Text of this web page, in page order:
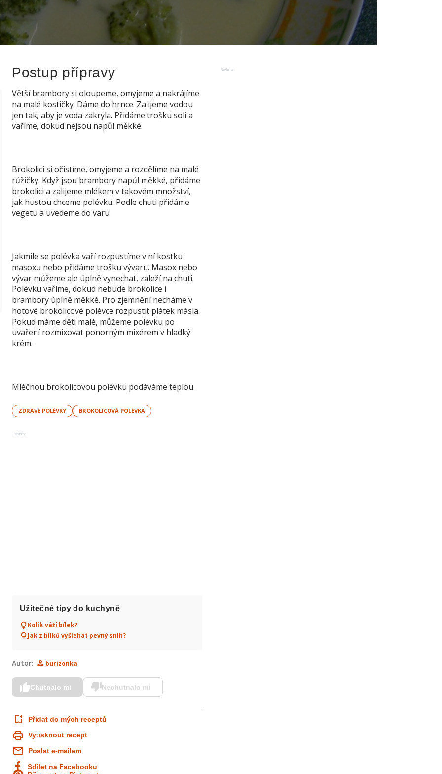
Reklama
Postup přípravy
Větší brambory si oloupeme, omyjeme a nakrájíme
na malé kostičky. Dáme do hrnce. Zalijeme vodou
jen tak, aby je voda zakryla. Přidáme trošku soli a
vaříme, dokud nejsou napůl měkké.
Brokolici si očistíme, omyjeme a rozdělíme na malé
růžičky. Když jsou brambory napůl měkké, přidáme
brokolici a zalijeme mlékem v takovém množství,
jak hustou chceme polévku. Podle chuti přidáme
vegetu a uvedeme do varu.
Jakmile se polévka vaří rozpustíme v ní kostku
masoxu nebo přidáme trošku vývaru. Masox nebo
vývar můžeme ale úplně vynechat, záleží na chuti.
Polévku vaříme, dokud nebude brokolice i
brambory úplně měkké. Pro zjemnění necháme v
hotové brokolicové polévce rozpustit plátek másla.
Pokud máme děti malé, můžeme polévku po
uvaření rozmixovat ponorným mixérem v hladký
krém.
Mléčnou brokolicovou polévku podáváme teplou.
ZDRAVÉ POLÉVKY BROKOLICOVÁ POLÉVKA
Reklama
Užitečné tipy do kuchyně
Kolik váží bílek?
Jak z bílků vyšlehat pevný sníh?
Autor: burizonka
Chutnalo mi Nechutnalo mi
Přidat do mých receptů
Vytisknout recept
Poslat e-mailem
Sdílet na Facebooku